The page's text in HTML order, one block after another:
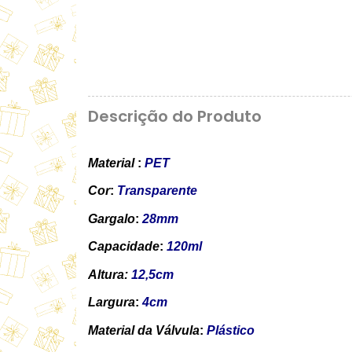
Descrição do Produto
Material : PET
Cor: Transparente
Gargalo: 28mm
Capacidade: 120ml
Altura: 12,5cm
Largura: 4cm
Material da Válvula: Plástico